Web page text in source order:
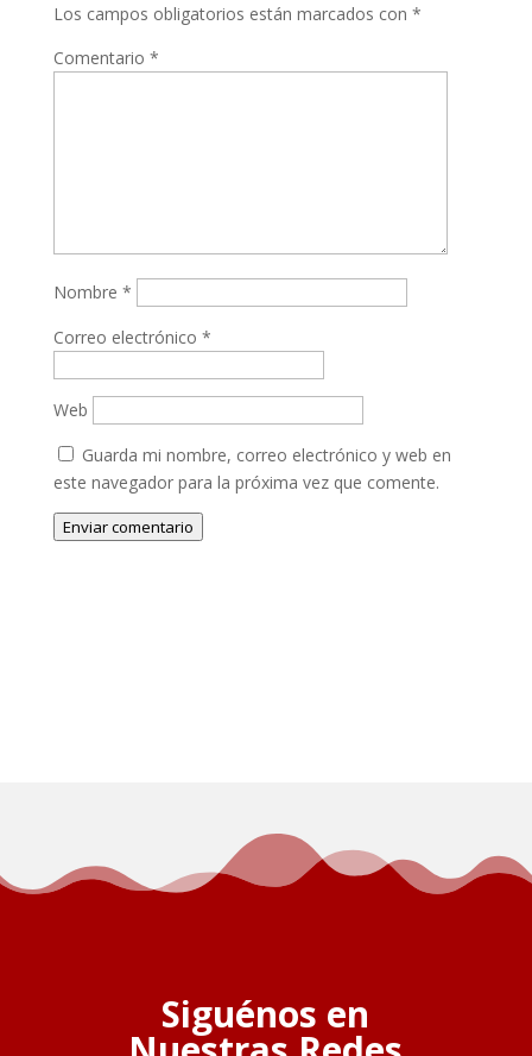
Los campos obligatorios están marcados con *
Comentario *
Nombre *
Correo electrónico *
Web
Guarda mi nombre, correo electrónico y web en
este navegador para la próxima vez que comente.
Enviar comentario
Siguénos en